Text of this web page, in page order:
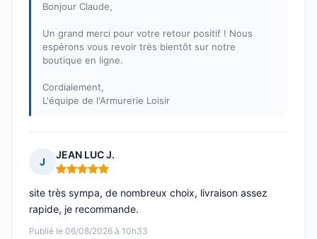
Bonjour Claude,
Un grand merci pour votre retour positif ! Nous
espérons vous revoir très bientôt sur notre
boutique en ligne.
Cordialement,
L'équipe de l'Armurerie Loisir
J
JEAN LUC J.
Note : 5 sur 5
Publié le 06/08/2026 à 10h33
site très sympa, de nombreux choix, livraison assez
rapide, je recommande.